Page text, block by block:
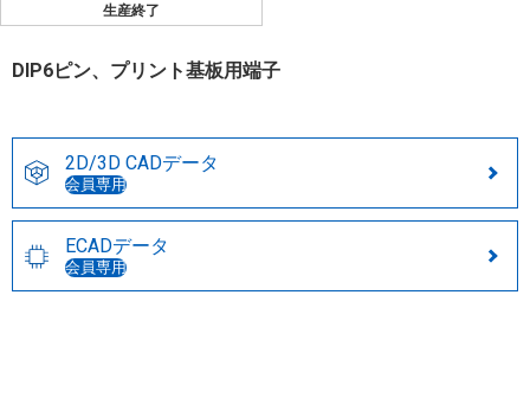
生産終了
DIP6ピン、プリント基板用端子
2D/3D CADデータ
会員専用
ECADデータ
会員専用